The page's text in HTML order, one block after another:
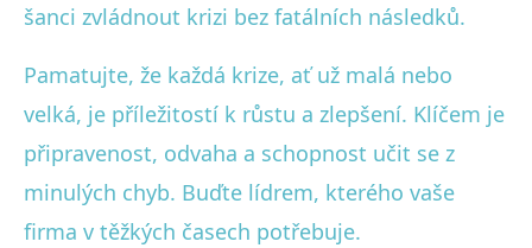
šanci zvládnout krizi bez fatálních následků.
Pamatujte, že každá krize, ať už malá nebo
velká, je příležitostí k růstu a zlepšení. Klíčem je
připravenost, odvaha a schopnost učit se z
minulých chyb. Buďte lídrem, kterého vaše
firma v těžkých časech potřebuje.